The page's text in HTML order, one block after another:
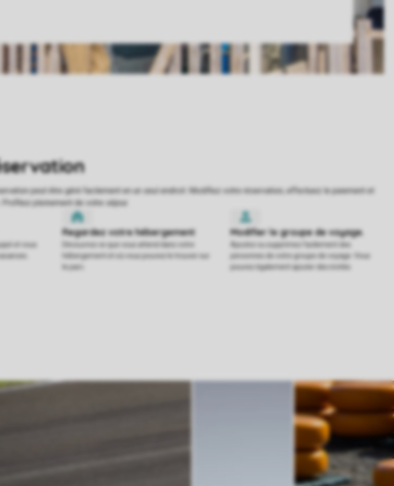
et vous
Découvrez ce que vous attend dans votre
hébergement et où vous pouvez le trouver sur
le parc.
Ajoutez ou supprimez facilement des
personnes de votre groupe de voyage. Vous
pouvez également ajouter des invités.